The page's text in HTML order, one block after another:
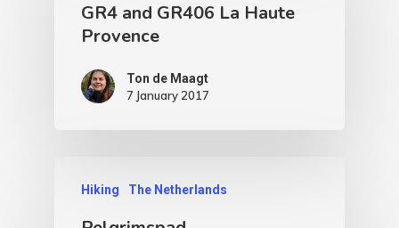
GR4 and GR406 La Haute
Provence
Ton de Maagt
7 January 2017
Hiking The Netherlands